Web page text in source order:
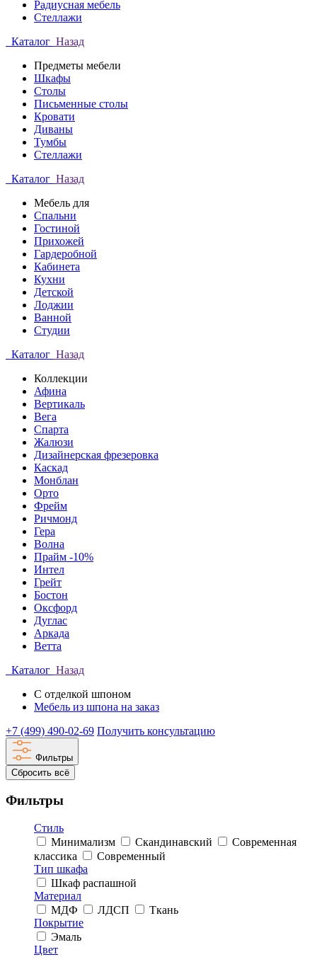
Радиусная мебель
Стеллажи
Каталог Назад
Предметы мебели
Шкафы
Столы
Письменные столы
Кровати
Диваны
Тумбы
Стеллажи
Каталог Назад
Мебель для
Спальни
Гостиной
Прихожей
Гардеробной
Кабинета
Кухни
Детской
Лоджии
Ванной
Студии
Каталог Назад
Коллекции
Афина
Вертикаль
Вега
Спарта
Жалюзи
Дизайнерская фрезеровка
Каскад
Монблан
Орто
Фрейм
Ричмонд
Гера
Волна
Прайм -10%
Интел
Грейт
Бостон
Оксфорд
Дуглас
Аркада
Ветта
Каталог Назад
С отделкой шпоном
Мебель из шпона на заказ
+7 (499) 490-02-69 Получить консультацию
Фильтры
Сбросить всё
Фильтры
Стиль
Минимализм
Скандинавский
Современная
классика
Современный
Тип шкафа
Шкаф распашной
Материал
МДФ
ЛДСП
Ткань
Покрытие
Эмаль
Цвет